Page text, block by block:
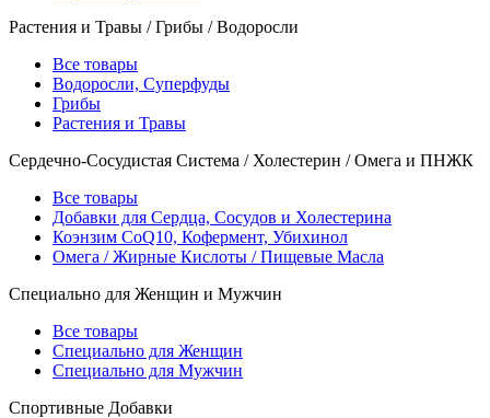
Растения и Травы / Грибы / Водоросли
Все товары
Водоросли, Суперфуды
Грибы
Растения и Травы
Сердечно-Сосудистая Система / Холестерин / Омега и ПНЖК
Все товары
Добавки для Сердца, Сосудов и Холестерина
Коэнзим CoQ10, Кофермент, Убихинол
Омега / Жирные Кислоты / Пищевые Масла
Специально для Женщин и Мужчин
Все товары
Специально для Женщин
Специально для Мужчин
Спортивные Добавки